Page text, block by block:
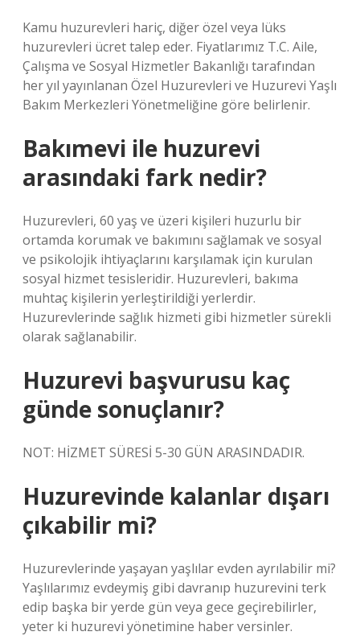
Kamu huzurevleri hariç, diğer özel veya lüks
huzurevleri ücret talep eder. Fiyatlarımız T.C. Aile,
Çalışma ve Sosyal Hizmetler Bakanlığı tarafından
her yıl yayınlanan Özel Huzurevleri ve Huzurevi Yaşlı
Bakım Merkezleri Yönetmeliğine göre belirlenir.
Bakımevi ile huzurevi
arasındaki fark nedir?
Huzurevleri, 60 yaş ve üzeri kişileri huzurlu bir
ortamda korumak ve bakımını sağlamak ve sosyal
ve psikolojik ihtiyaçlarını karşılamak için kurulan
sosyal hizmet tesisleridir. Huzurevleri, bakıma
muhtaç kişilerin yerleştirildiği yerlerdir.
Huzurevlerinde sağlık hizmeti gibi hizmetler sürekli
olarak sağlanabilir.
Huzurevi başvurusu kaç
günde sonuçlanır?
NOT: HİZMET SÜRESİ 5-30 GÜN ARASINDADIR.
Huzurevinde kalanlar dışarı
çıkabilir mi?
Huzurevlerinde yaşayan yaşlılar evden ayrılabilir mi?
Yaşlılarımız evdeymiş gibi davranıp huzurevini terk
edip başka bir yerde gün veya gece geçirebilirler,
yeter ki huzurevi yönetimine haber versinler.